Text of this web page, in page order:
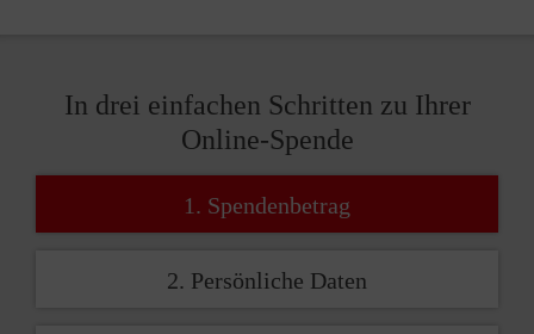
In drei einfachen Schritten zu Ihrer
Online-Spende
1. Spendenbetrag
2. Persönliche Daten